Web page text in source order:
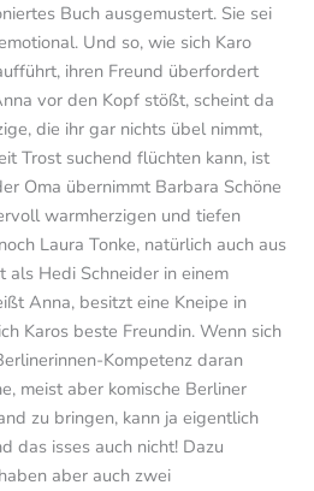
Buch ausgemustert. Sie sei
Und so, wie sich Karo
ihren Freund überfordert
vor den Kopf stößt, scheint da
die ihr gar nichts übel nimmt,
Trost suchend flüchten kann, ist
Oma übernimmt Barbara Schöne
warmherzigen und tiefen
Laura Tonke, natürlich auch aus
als Hedi Schneider in einem
Anna, besitzt eine Kneipe in
Karos beste Freundin. Wenn sich
Kompetenz daran
meist aber komische Berliner
zu bringen, kann ja eigentlich
das isses auch nicht! Dazu
aber auch zwei